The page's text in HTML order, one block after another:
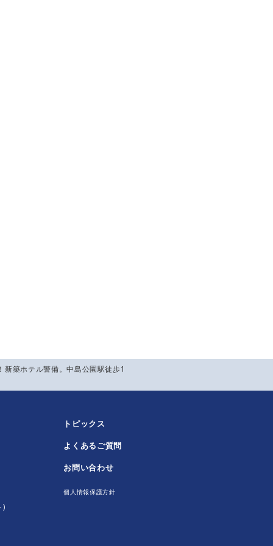
築ホテル警備。中島公園駅徒歩1
)
トピックス
よくあるご質問
お問い合わせ
個人情報保護方針